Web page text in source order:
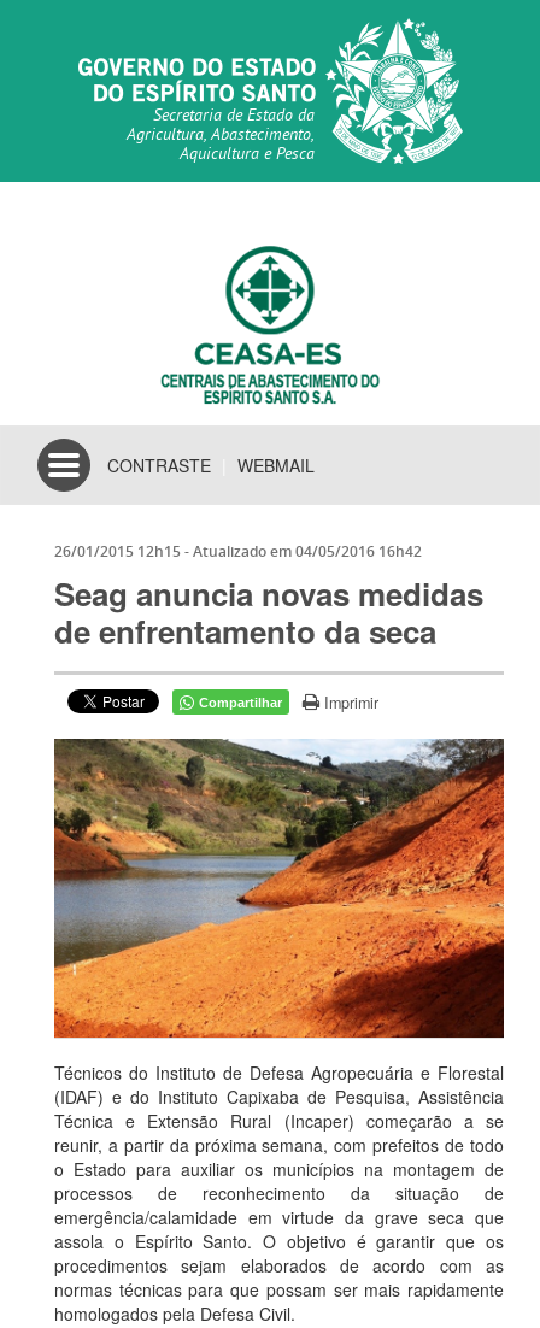
Secretaria de Estado da
Agricultura, Abastecimento,
Aquicultura e Pesca
Toggle
navigation
CONTRASTE WEBMAIL
26/01/2015 12h15- Atualizado em04/05/2016 16h42
Seag anuncia novas medidas
de enfrentamento da seca
Compartilhar Imprimir
Técnicos do Instituto de Defesa Agropecuária e Florestal
(IDAF) e do Instituto Capixaba de Pesquisa, Assistência
Técnica e Extensão Rural (Incaper) começarão a se
reunir, a partir da próxima semana, com prefeitos de todo
o Estado para auxiliar os municípios na montagem de
processos de reconhecimento da situação de
emergência/calamidade em virtude da grave seca que
assola o Espírito Santo. O objetivo é garantir que os
procedimentos sejam elaborados de acordo com as
normas técnicas para que possam ser mais rapidamente
homologados pela Defesa Civil.